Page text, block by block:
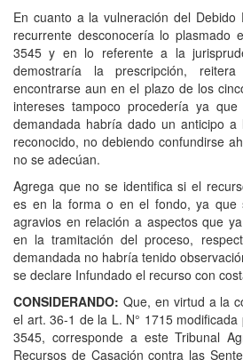
En cuanto a la vulneración del Debido
recurrente desconocería lo
3545 y en lo referente a la
demostraría la prescripción,
encontrarse aun en el plazo de los
intereses tampoco procedería ya
demandada habría dado un anticipo
reconocido, no debiendo confundirse
no se adecúan.
Agrega que no se identifica si el
es en la forma o en el fondo, ya que
agravios en relación a aspectos que
en la tramitación del proceso,
demandada no habría tenido
se declare Infundado el recurso con
CONSIDERANDO: Que, en virtud a la
el art. 36-1 de la L. N° 1715
3545, corresponde a este Tribunal
Recursos de Casación contra las